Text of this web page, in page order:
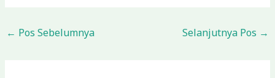
← Pos Sebelumnya Selanjutnya Pos →